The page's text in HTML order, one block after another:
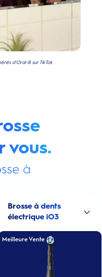
d'Oral-B sur TikTok.
vous.
à
Brosse à dents
électrique iO3
Meilleure Vente